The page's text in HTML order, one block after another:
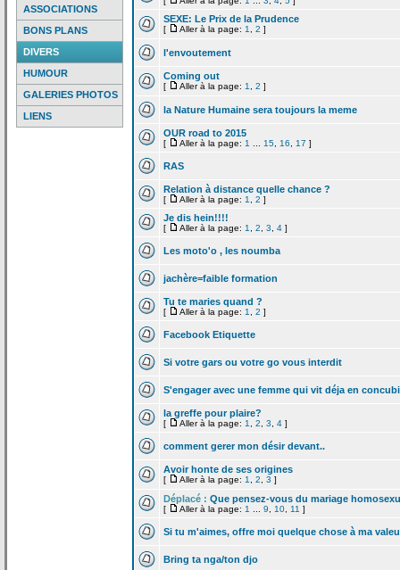
ASSOCIATIONS
BONS PLANS
DIVERS
HUMOUR
GALERIES PHOTOS
LIENS
SEXE: Le Prix de la Prudence
[ Aller à la page: 1 2 ]
l'envoutement
Coming out
[ Aller à la page: 1 2 ]
la Nature Humaine sera toujours la meme
OUR road to 2015
[ Aller à la page: 1 15 16 17 ]
RAS
Relation à distance quelle chance ?
[ Aller à la page: 1 2 ]
Je dis hein!!!!
[ Aller à la page: 1 2 3 4 ]
Les moto'o , les noumba
jachère=faible formation
Tu te maries quand ?
[ Aller à la page: 1 2 ]
Facebook Etiquette
Si votre gars ou votre go vous interdit
S'engager avec une femme qui vit déja en
la greffe pour plaire?
[ Aller à la page: 1 2 3 4 ]
comment gerer mon désir devant..
Avoir honte de ses origines
[ Aller à la page: 1 2 3 ]
Déplacé : Que pensez-vous du mariage
[ Aller à la page: 1 9 10 11 ]
Si tu m'aimes, offre moi quelque chose à ma
Bring ta nga/ton djo